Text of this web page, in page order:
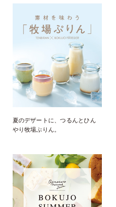
夏のデザートに、つるんとひん
やり牧場ぷりん。